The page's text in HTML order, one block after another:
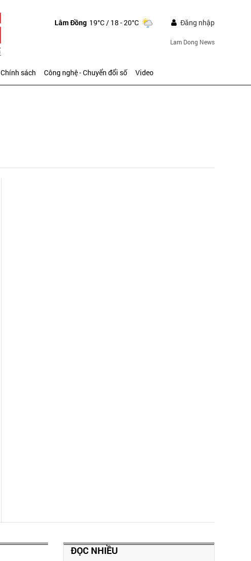
Lâm Đồng 19°C/ 18 - 20°C Đăng nhập
Lam Dong News
Chính sách Công nghệ - Chuyển đổi số Video
ĐỌC NHIỀU